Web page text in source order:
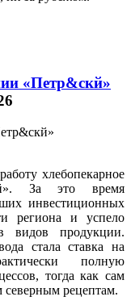
«Петр&скй»
хлебопекарное
За это время
инвестиционных
региона и успело
видов продукции.
стала ставка на
полную
тогда как сам
северным рецептам.